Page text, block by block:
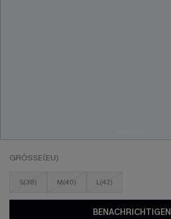
GRÖSSE(EU)
S(38) M(40) L(42)
BENACHRICHTIGEN